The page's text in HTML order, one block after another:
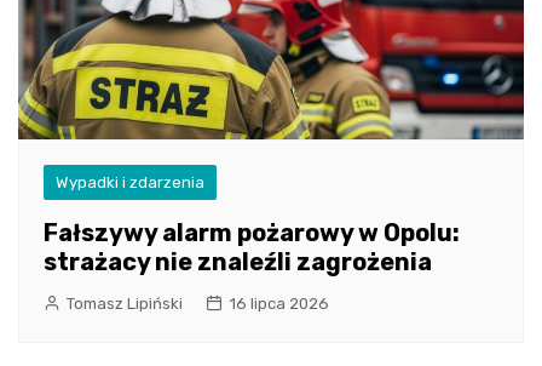
Wypadki i zdarzenia
Fałszywy alarm pożarowy w Opolu:
strażacy nie znaleźli zagrożenia
Tomasz Lipiński 16 lipca 2026